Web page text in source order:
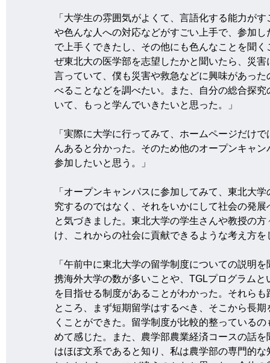
「大学生の雰囲気がよくて、言語化する能力が
や色んな人への対応などがすごい上手で、参加
で上手くできたし、その他にも色んなことを聞
ぜ東北大の医学部を志望したかと聞いたら、災
言っていて、僕も災害や救急などに興味があっ
べることなどを調べたい。また、自分の総合探
いて、もっと学んでいきたいと思った。」
「実際に大学に行ってみて、ホームページだけ
んあると分かった。そのため他のオープンキャ
参加したいと思う。」
「オープンキャンパスに参加してみて、東北大
究するのではなく、それをいかにして社会の発
と気づきました。東北大学の学生さんや教授の
け、これからの社会に貢献できるような考え方を
「午前中に東北大学の留学制度についての説明
携海外大学の数が多いことや、TGLプログラム
を目指せる制度があることがわかった。それら
ところ、まず短期留学はするべき、そこから長
くことができた。留学制度が比較的整っている
めて感じた。また、農学部農業経済コースの話
はほぼ文系であると知り、私は農学部の専門的